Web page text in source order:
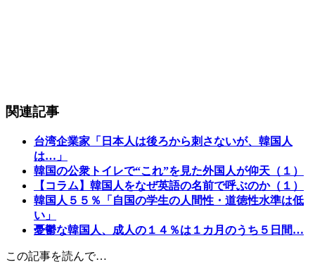
関連記事
台湾企業家「日本人は後ろから刺さないが、韓国人
は…」
韓国の公衆トイレで“これ”を見た外国人が仰天（１）
【コラム】韓国人をなぜ英語の名前で呼ぶのか（１）
韓国人５５％「自国の学生の人間性・道徳性水準は低
い」
憂鬱な韓国人、成人の１４％は１カ月のうち５日間…
この記事を読んで…